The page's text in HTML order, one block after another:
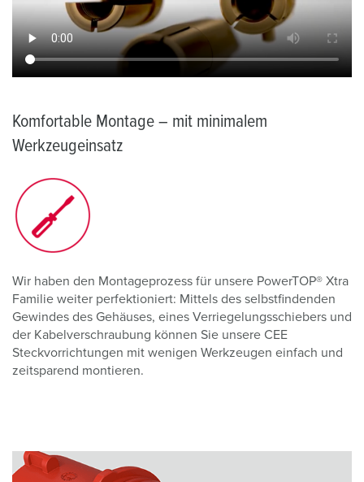
Komfortable Montage – mit minimalem
Werkzeugeinsatz
Wir haben den Montageprozess für unsere PowerTOP® Xtra
Familie weiter perfektioniert: Mittels des selbstfindenden
Gewindes des Gehäuses, eines Verriegelungsschiebers und
der Kabelverschraubung können Sie unsere CEE
Steckvorrichtungen mit wenigen Werkzeugen einfach und
zeitsparend montieren.